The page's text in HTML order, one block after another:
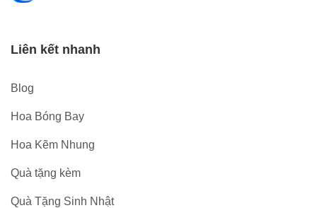
Liên kết nhanh
Blog
Hoa Bóng Bay
Hoa Kẽm Nhung
Quà tặng kèm
Quà Tặng Sinh Nhật